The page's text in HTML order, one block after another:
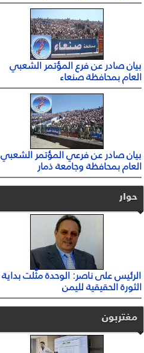
بيان صادر عن فرع المؤتمر الشعبي
العام بمحافظة صنعاء
بيان صادر عن فرعي المؤتمر الشعبي
العام بمحافظة وجامعة ذمار
حوار
الرئيس على ناصر: الوحدة مثَّلت بداية
الثورة الحقيقية لليمن
مغتربون